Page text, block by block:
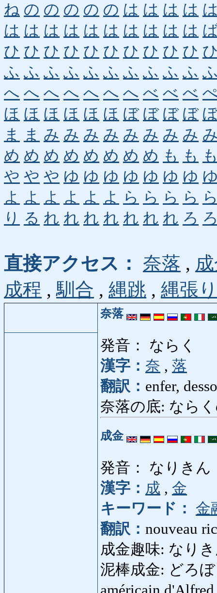
ね の の の の の は は は は
は は は は は は は は は は
ひ ひ ひ ひ ひ ひ ひ ひ ひ ひ
ふ ふ ふ ふ ふ ふ ふ ふ ふ ふ
へ へ へ へ へ へ へ べ べ べ
ほ ほ ほ ほ ほ ほ ぼ ぼ ぼ ぼ
ま
ま み み み み み み み み
め め め め め め め め も も
や や や ゆ ゆ ゆ ゆ ゆ ゆ ゆ
よ よ よ よ よ よ ら ら ら ら
り る れ れ れ れ れ れ れ ろ
直接アクセス： 奈落 ,
成程 ,馴合 , 縄跳 , 縄張
奈落
発音： ならく
漢字： 奈 , 落
翻訳： enfer,
奈落の底: なら
成金
発音： なりきん
漢字： 成 , 金
キーワード： 金
翻訳： nouveau
成金趣味: なり
泥棒成金: どろ